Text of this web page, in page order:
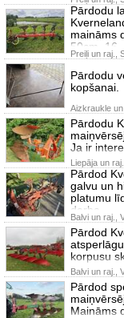
Pārdodu
maināms
50cm. 16
Preiļi un raj.,
Pārdodu
kopšanai.
Aizkraukle
Pārdodu
Ja ir
Liepāja un
Pārdod
galvu un
platumu
darba
Balvi un raj.,
Pārdod
korpusu
Balvi un raj.,
Pārdod
Maināms